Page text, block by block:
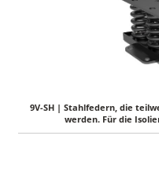
9V-SH | Stahlfedern, die
werden. Für die